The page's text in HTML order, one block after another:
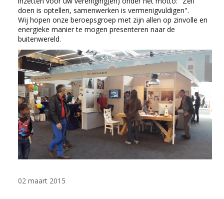
doen is optellen, samenwerken is vermenigvuldigen".
Wij hopen onze beroepsgroep met zijn allen op zinvolle en
energieke manier te mogen presenteren naar de
buitenwereld.
02 maart 2015